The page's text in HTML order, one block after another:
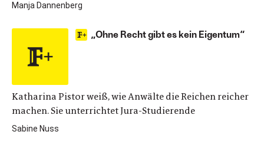
Manja Dannenberg
„Ohne Recht gibt es kein Eigentum“
Katharina Pistor weiß, wie Anwälte die Reichen reicher
machen. Sie unterrichtet Jura-Studierende
Sabine Nuss